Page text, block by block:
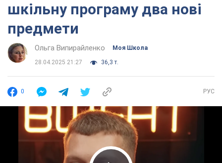
шкільну програму два нові
предмети
Ольга Випирайленко Моя Школа
28.04.2025 21:27 36,3 т.
0 РУС